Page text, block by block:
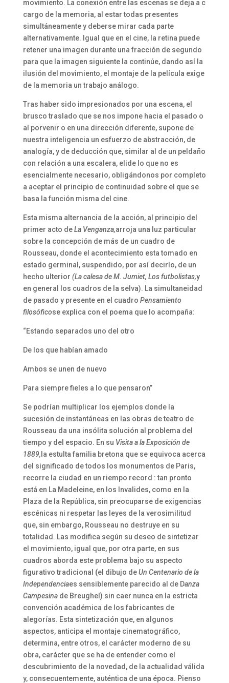
movimiento. La conexión entre las escenas se deja a c
cargo de la memoria, al estar todas presentes
simultáneamente y deberse mirar cada parte
alternativamente. Igual que en el cine, la retina puede
retener una imagen durante una fracción de segundo
para que la imagen siguiente la continúe, dando así la
ilusión del movimiento, el montaje de la película exige
de la memoria un trabajo análogo.
Tras haber sido impresionados por una escena, el
brusco traslado que se nos impone hacia el pasado o
al porvenir o en una dirección diferente, supone de
nuestra inteligencia un esfuerzo de abstracción, de
analogía, y de deducción que, similar al de un peldaño
con relación a una escalera, elide lo que no es
esencialmente necesario, obligándonos por completo
a aceptar el principio de continuidad sobre el que se
basa la función misma del cine.
Esta misma alternancia de la acción, al principio del
primer acto deLa Venganza,arroja una luz particular
sobre la concepción de más de un cuadro de
Rousseau, donde el acontecimiento esta tomado en
estado germinal, suspendido, por así decirlo, de un
hecho ulterior (La calesa de M. Jumiet, Los futbolistas,y
en general los cuadros de la selva). La simultaneidad
de pasado y presente en el cuadro Pensamiento
filosóficose explica con el poema que lo acompaña:
“Estando separados uno del otro
De los que habían amado
Ambos se unen de nuevo
Para siempre fieles a lo que pensaron”
Se podrían multiplicar los ejemplos donde la
sucesión de instantáneas en las obras de teatro de
Rousseau da una insólita solución al problema del
tiempo y del espacio. En su Visita a la Exposición de
1889, la estulta familia bretona que se equivoca acerca
del significado de todos los monumentos de Paris,
recorre la ciudad en un riempo record : tan pronto
está en La Madeleine, en los Invalides, como en la
Plaza de la República, sin preocuparse de exigencias
escénicas ni respetar las leyes de la verosimilitud
que, sin embargo, Rousseau no destruye en su
totalidad. Las modifica según su deseo de sintetizar
el movimiento, igual que, por otra parte, en sus
cuadros aborda este problema bajo su aspecto
figurativo tradicional (el dibujo deUn Centenario de la
Independenciaes sensiblemente parecido al de Danza
Campesina de Breughel) sin caer nunca en la estricta
convención académica de los fabricantes de
alegorías. Esta sintetización que, en algunos
aspectos, anticipa el montaje cinematográfico,
determina, entre otros, el carácter moderno de su
obra, carácter que se ha de entender como el
descubrimiento de la novedad, de la actualidad válida
y, consecuentemente, auténtica de una época. Pienso